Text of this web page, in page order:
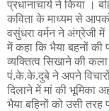
प्रधानाचार्य ने किया ।
कविता के माध्यम से
वसुंधरा वर्मन ने अंग्रेजी में
में कहा कि भैया बहनों की
व्यक्तित्व सिखाने की
पं.के.के.दुबे ने अपने
दिलाने में मां की भूमिका
भैया बहिनों को उसी